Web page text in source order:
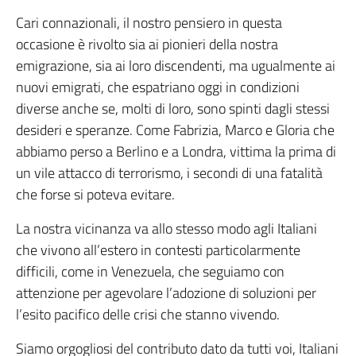
Cari connazionali, il nostro pensiero in questa
occasione è rivolto sia ai pionieri della nostra
emigrazione, sia ai loro discendenti, ma ugualmente ai
nuovi emigrati, che espatriano oggi in condizioni
diverse anche se, molti di loro, sono spinti dagli stessi
desideri e speranze. Come Fabrizia, Marco e Gloria che
abbiamo perso a Berlino e a Londra, vittima la prima di
un vile attacco di terrorismo, i secondi di una fatalità
che forse si poteva evitare.
La nostra vicinanza va allo stesso modo agli Italiani
che vivono all’estero in contesti particolarmente
difficili, come in Venezuela, che seguiamo con
attenzione per agevolare l’adozione di soluzioni per
l’esito pacifico delle crisi che stanno vivendo.
Siamo orgogliosi del contributo dato da tutti voi, Italiani